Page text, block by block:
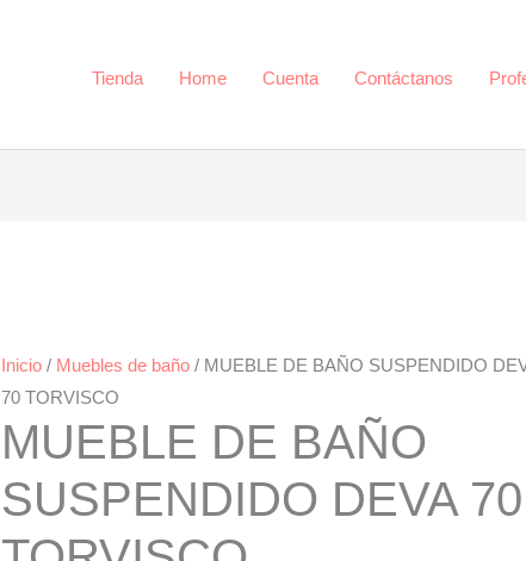
Tienda Home Cuenta Contáctanos
Inicio / Muebles de baño / MUEBLE DE BAÑO SUSPENDIDO
70 TORVISCO
MUEBLE DE BAÑO
SUSPENDIDO DEVA 70
TORVISCO